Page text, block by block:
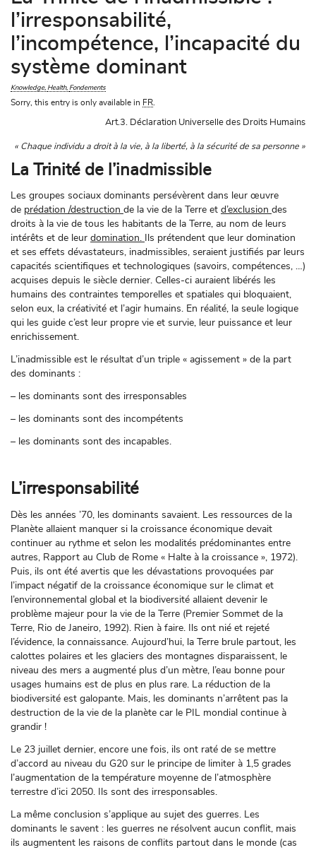
l’irresponsabilité,
l’incompétence, l’incapacité du
système dominant
Knowledge Health Fondements
Sorry, this entry is only available in FR
Art.3. Déclaration Universelle des Droits Humains
« Chaque individu a droit à la vie, à la liberté, à la sécurité de sa personne »
La Trinité de l’inadmissible
Les groupes sociaux dominants persévèrent dans leur œuvre
de prédation /destruction de la vie de la Terre et d’exclusion des
droits à la vie de tous les habitants de la Terre, au nom de leurs
intérêts et de leur domination.
Ils prétendent que leur domination
et ses effets dévastateurs, inadmissibles, seraient justifiés par leurs
capacités scientifiques et technologiques (savoirs, compétences, …)
acquises depuis le siècle dernier. Celles-ci auraient libérés les
humains des contraintes temporelles et spatiales qui bloquaient,
selon eux, la créativité et l’agir humains. En réalité, la seule logique
qui les guide c’est leur propre vie et survie, leur puissance et leur
enrichissement.
L’inadmissible est le résultat d’un triple « agissement » de la part
des dominants :
– les dominants sont des irresponsables
– les dominants sont des incompétents
– les dominants sont des incapables.
L’irresponsabilité
Dès les années ’70, les dominants savaient. Les ressources de la
Planète allaient manquer si la croissance économique devait
continuer au rythme et selon les modalités prédominantes entre
autres, Rapport au Club de Rome « Halte à la croissance », 1972).
Puis, ils ont été avertis que les dévastations provoquées par
l’impact négatif de la croissance économique sur le climat et
l’environnemental global et la biodiversité allaient devenir le
problème majeur pour la vie de la Terre (Premier Sommet de la
Terre, Rio de Janeiro, 1992). Rien à faire. Ils ont nié et rejeté
l’évidence, la connaissance. Aujourd’hui, la Terre brule partout, les
calottes polaires et les glaciers des montagnes disparaissent, le
niveau des mers a augmenté plus d’un mètre, l’eau bonne pour
usages humains est de plus en plus rare. La réduction de la
biodiversité est galopante. Mais, les dominants n’arrêtent pas la
destruction de la vie de la planète car le PIL mondial continue à
grandir !
Le 23 juillet dernier, encore une fois, ils ont raté de se mettre
d’accord au niveau du G20 sur le principe de limiter à 1,5 grades
l’augmentation de la température moyenne de l’atmosphère
terrestre d’ici 2050. Ils sont des irresponsables.
La même conclusion s’applique au sujet des guerres. Les
dominants le savent : les guerres ne résolvent aucun conflit, mais
ils augmentent les raisons de conflits partout dans le monde (cas